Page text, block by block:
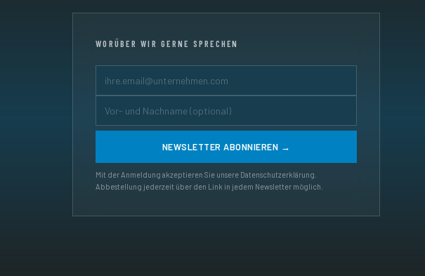
WORÜBER WIR GERNE SPRECHEN
Mit der Anmeldung akzeptieren Sie unsere Datenschutzerklärung.
Abbestellung jederzeit über den Link in jedem Newsletter möglich.